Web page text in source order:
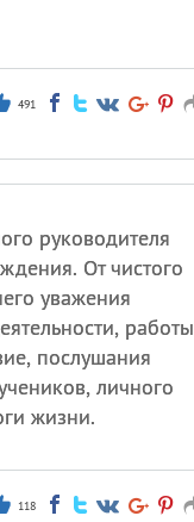
491
руководителя
От чистого
уважения
работы
послушания
личного
жизни.
118